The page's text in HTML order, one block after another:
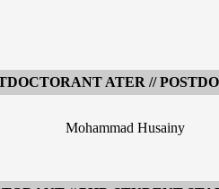
ATER //
Mohammad Husainy